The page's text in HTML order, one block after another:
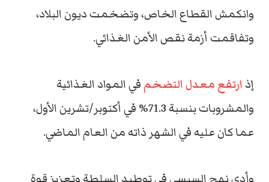
وانكمش القطاع الخاص، وتضخمت ديون البلاد،
وتفاقمت أزمة نقص الأمن الغذائي.
إذارتفع معدل التضخمفي المواد الغذائية
والمشروبات بنسبة 71.3% في أكتوبر/تشرين الأول،
عما كان عليه في الشهر ذاته من العام الماضي.